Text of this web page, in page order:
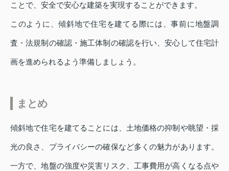
ことで、安全で安心な建築を実現することができます。
このように、傾斜地で住宅を建てる際には、事前に地盤調
査・法規制の確認・施工体制の確認を行い、安心して住宅計
画を進められるよう準備しましょう。
まとめ
傾斜地で住宅を建てることには、土地価格の抑制や眺望・採
光の良さ、プライバシーの確保など多くの魅力があります。
一方で、地盤の強度や災害リスク、工事費用が高くなる点や